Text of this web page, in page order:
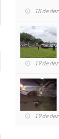
18 de
19 de
19 de